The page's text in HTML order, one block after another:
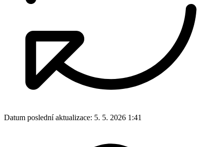
Datum poslední aktualizace: 5. 5. 2026 1:41